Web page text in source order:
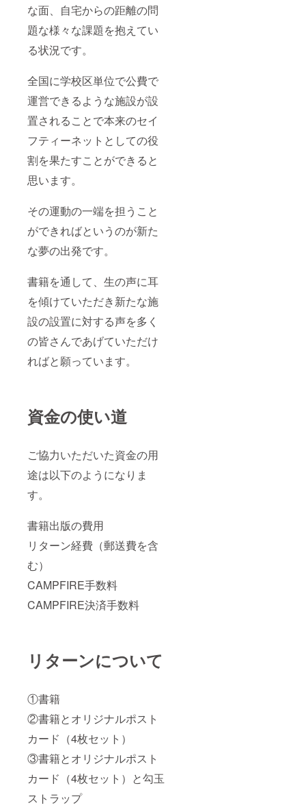
な面、自宅からの距離の問
題な様々な課題を抱えてい
る状況です。
全国に学校区単位で公費で
運営できるような施設が設
置されることで本来のセイ
フティーネットとしての役
割を果たすことができると
思います。
その運動の一端を担うこと
ができればというのが新た
な夢の出発です。
書籍を通して、生の声に耳
を傾けていただき新たな施
設の設置に対する声を多く
の皆さんであげていただけ
ればと願っています。
資金の使い道
ご協力いただいた資金の用
途は以下のようになりま
す。
書籍出版の費用
リターン経費（郵送費を含
む）
CAMPFIRE手数料
CAMPFIRE決済手数料
リターンについて
①書籍
②書籍とオリジナルポスト
カード（4枚セット）
③書籍とオリジナルポスト
カード（4枚セット）と勾玉
ストラップ